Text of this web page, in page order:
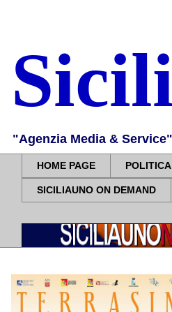
"Agenzia Media &
HOME PAGE POLITICA
SICILIAUNO ON DEMAND